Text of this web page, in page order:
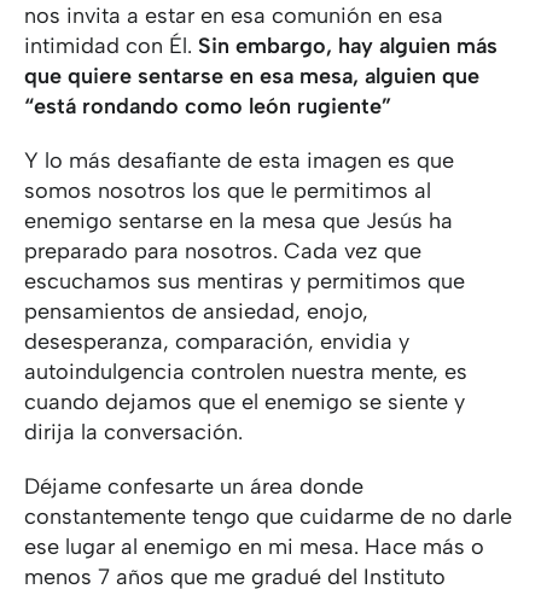
nos invita a estar en esa comunión en esa
intimidad con Él. Sin embargo, hay alguien más
que quiere sentarse en esa mesa, alguien que
“está rondando como león rugiente”
Y lo más desafiante de esta imagen es que
somos nosotros los que le permitimos al
enemigo sentarse en la mesa que Jesús ha
preparado para nosotros. Cada vez que
escuchamos sus mentiras y permitimos que
pensamientos de ansiedad, enojo,
desesperanza, comparación, envidia y
autoindulgencia controlen nuestra mente, es
cuando dejamos que el enemigo se siente y
dirija la conversación.
Déjame confesarte un área donde
constantemente tengo que cuidarme de no darle
ese lugar al enemigo en mi mesa. Hace más o
menos 7 años que me gradué del Instituto